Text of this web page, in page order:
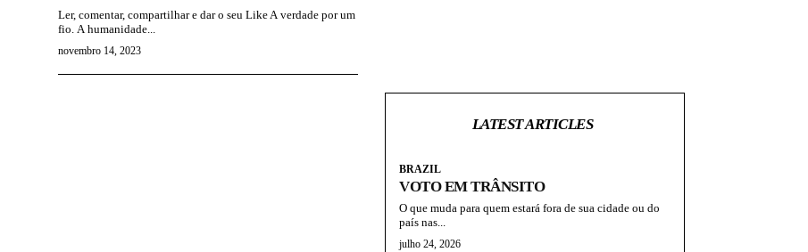
Ler, comentar, compartilhar e dar o seu Like A verdade por um
fio. A humanidade...
novembro 14, 2023
LATEST ARTICLES
BRAZIL
VOTO EM TRÂNSITO
O que muda para quem estará fora de sua cidade ou do
país nas...
julho 24, 2026